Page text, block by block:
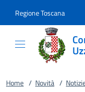
Regione Toscana
Home / Novità /